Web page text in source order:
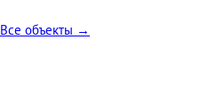
Все объекты →